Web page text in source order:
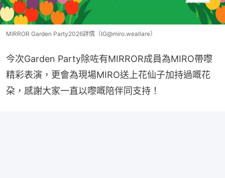
MIRROR Garden Party2026詳情（IG@miro.weallare）
今次Garden Party除咗有MIRROR成員為MIRO帶嚟
精彩表演，更會為現場MIRO送上花仙子加持過嘅花
朶，感謝大家一直以嚟嘅陪伴同支持！